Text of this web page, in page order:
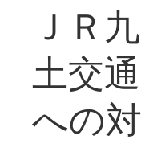
ＪＲ
土交
への